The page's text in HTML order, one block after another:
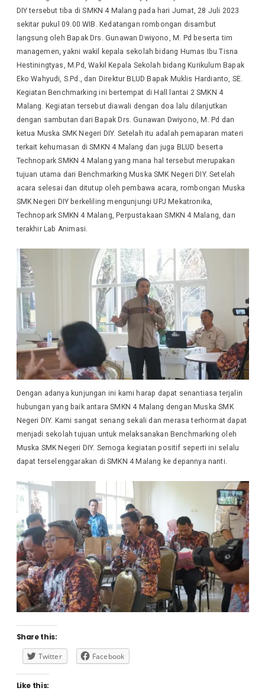
DIY tersebut tiba di SMKN 4 Malang pada hari Jumat, 28 Juli 2023
sekitar pukul 09.00 WIB. Kedatangan rombongan disambut
langsung oleh Bapak Drs. Gunawan Dwiyono, M. Pd beserta tim
managemen, yakni wakil kepala sekolah bidang Humas Ibu Tisna
Hestiningtyas, M.Pd, Wakil Kepala Sekolah bidang Kurikulum Bapak
Eko Wahyudi, S.Pd., dan Direktur BLUD Bapak Muklis Hardianto, SE.
Kegiatan Benchmarking ini bertempat di Hall lantai 2 SMKN 4
Malang. Kegiatan tersebut diawali dengan doa lalu dilanjutkan
dengan sambutan dari Bapak Drs. Gunawan Dwiyono, M. Pd dan
ketua Muska SMK Negeri DIY. Setelah itu adalah pemaparan materi
terkait kehumasan di SMKN 4 Malang dan juga BLUD beserta
Technopark SMKN 4 Malang yang mana hal tersebut merupakan
tujuan utama dari Benchmarking Muska SMK Negeri DIY. Setelah
acara selesai dan ditutup oleh pembawa acara, rombongan Muska
SMK Negeri DIY berkeliling mengunjungi UPJ Mekatronika,
Technopark SMKN 4 Malang, Perpustakaan SMKN 4 Malang, dan
terakhir Lab Animasi.
Dengan adanya kunjungan ini kami harap dapat senantiasa terjalin
hubungan yang baik antara SMKN 4 Malang dengan Muska SMK
Negeri DIY. Kami sangat senang sekali dan merasa terhormat dapat
menjadi sekolah tujuan untuk melaksanakan Benchmarking oleh
Muska SMK Negeri DIY. Semoga kegiatan positif seperti ini selalu
dapat terselenggarakan di SMKN 4 Malang ke depannya nanti.
Share this:
Twitter
Facebook
Like this: